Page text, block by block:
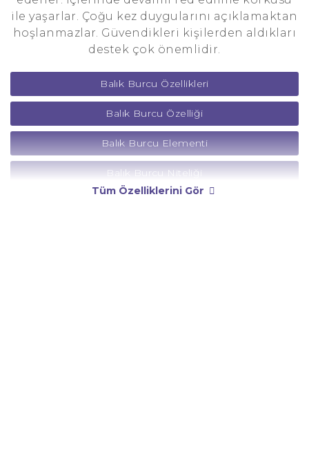
ile yaşarlar. Çoğu kez duygularını açıklamaktan
hoşlanmazlar. Güvendikleri kişilerden aldıkları
destek çok önemlidir.
Balık Burcu Özellikleri
Balık Burcu Özelliği
Balık Burcu Elementi
Balık Burcu Niteliği
Tüm Özelliklerini Gör